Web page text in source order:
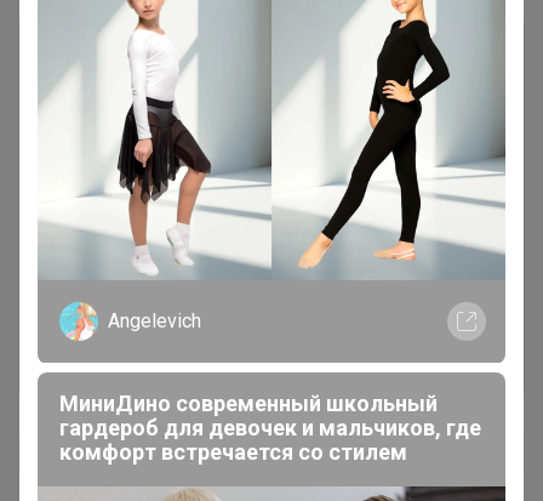
Чтобы написать комментарий необходимо
авторизоваться на сайте!
Это займет меньше минуты
Angelevich
МиниДино современный школьный
гардероб для девочек и мальчиков, где
комфорт встречается со стилем